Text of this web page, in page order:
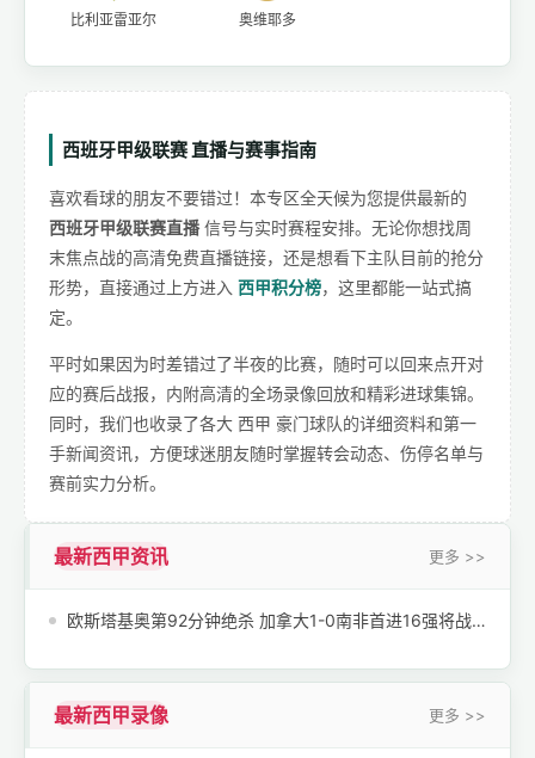
比利亚雷亚尔 奥维耶多
西班牙甲级联赛 直播与赛事指南
喜欢看球的朋友不要错过！本专区全天候为您提供最新的
西班牙甲级联赛直播 信号与实时赛程安排。无论你想找周
末焦点战的高清免费直播链接，还是想看下主队目前的抢分
形势，直接通过上方进入 西甲积分榜，这里都能一站式搞
定。
平时如果因为时差错过了半夜的比赛，随时可以回来点开对
应的赛后战报，内附高清的全场录像回放和精彩进球集锦。
同时，我们也收录了各大 西甲 豪门球队的详细资料和第一
手新闻资讯，方便球迷朋友随时掌握转会动态、伤停名单与
赛前实力分析。
最新西甲资讯 更多 >>
欧斯塔基奥第92分钟绝杀 加拿大1-0南非首进16强将战荷摩胜者
最新西甲录像 更多 >>